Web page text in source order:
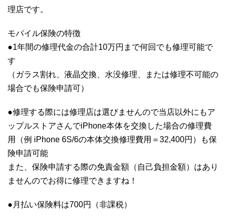
理店です。
モバイル保険の特徴
●1年間の修理代金の合計10万円まで何回でも修理可能で
す
（ガラス割れ、液晶交換、水没修理、または修理不可能の
場合でも保険申請可）
●修理する際には修理店は選びませんので当店以外にもア
ップルストアさんでiPhone本体を交換した場合の修理費
用（例 iPhone 6S/6の本体交換修理費用＝32,400円）も保
険申請可能
また、保険申請する際の免責金額（自己負担金額）はあり
ませんのでお得に修理できますね！
●月払い保険料は700円（非課税）